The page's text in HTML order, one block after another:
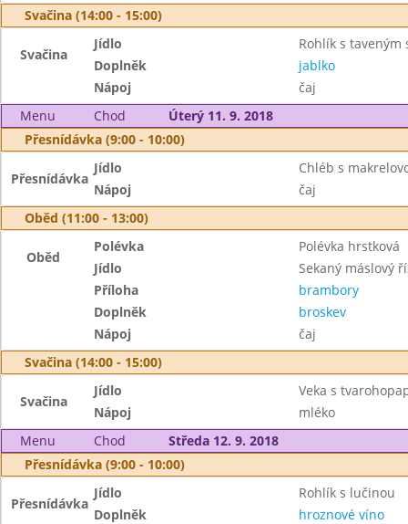
Svačina (14:00 - 15:00)
Svačina
Jídlo
Rohlík s taveným
Doplněk
jablko
Nápoj
čaj
Menu
Chod
Úterý 11. 9. 2018
Přesnídávka (9:00 - 10:00)
Přesnídávka
Jídlo
Chléb s
Nápoj
čaj
Oběd (11:00 - 13:00)
Oběd
Polévka
Polévka hrstková
Jídlo
Sekaný máslový
Příloha
brambory
Doplněk
broskev
Nápoj
čaj
Svačina (14:00 - 15:00)
Svačina
Jídlo
Veka s
Nápoj
mléko
Menu
Chod
Středa 12. 9. 2018
Přesnídávka (9:00 - 10:00)
Přesnídávka
Jídlo
Rohlík s lučinou
Doplněk
hroznové víno